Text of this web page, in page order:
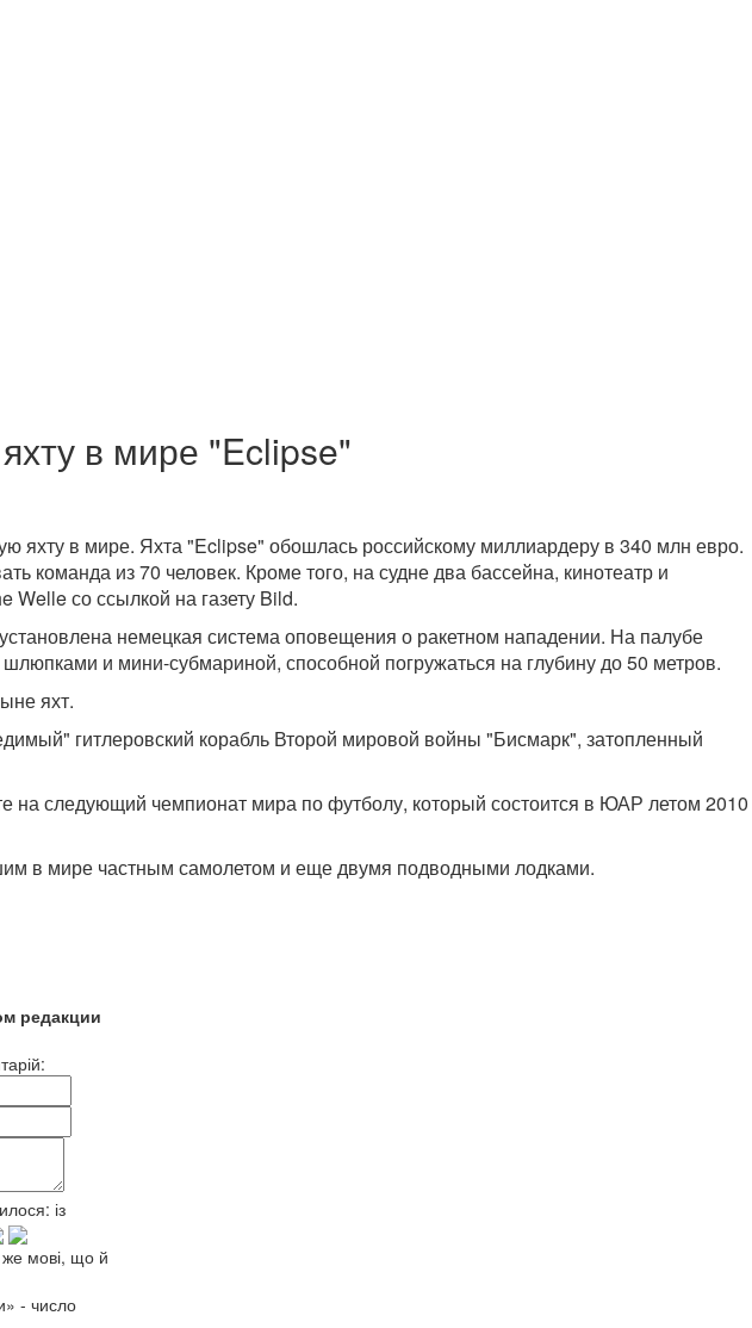
в мире "Eclipse"
в мире. Яхта "Eclipse" обошлась российскому миллиардеру в 340 млн евро.
команда из 70 человек. Кроме того, на судне два бассейна, кинотеатр и
со ссылкой на газету Bild.
немецкая система оповещения о ракетном нападении. На палубе
и мини-субмариной, способной погружаться на глубину до 50 метров.
яхт.
гитлеровский корабль Второй мировой войны "Бисмарк", затопленный
на следующий чемпионат мира по футболу, который состоится в ЮАР летом 2010
в мире частным самолетом и еще двумя подводными лодками.
редакции
із
же мові, що й
- число